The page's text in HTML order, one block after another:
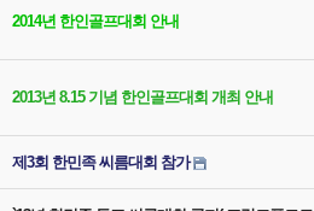
2014년 한인골프대회 안내
2013년 8.15 기념 한인골프대회 개최 안내
제3회 한민족 씨름대회 참가